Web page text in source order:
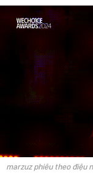
marzuz phiêu theo điệu